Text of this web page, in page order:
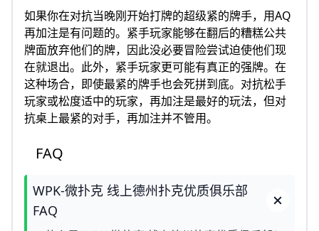
如果你在对抗当晚刚开始打牌的超级紧的牌手，用AQ
再加注是有问题的。紧手玩家能够在翻后的糟糕公共
牌面放弃他们的牌，因此没必要冒险尝试迫使他们现
在就退出。此外，紧手玩家更可能有真正的强牌。在
这种场合，即使最紧的牌手也会死拼到底。对抗松手
玩家或松度适中的玩家，再加注是最好的玩法，但对
抗桌上最紧的对手，再加注并不管用。
FAQ
WPK-微扑克 线上德州扑克优质俱乐部
FAQ